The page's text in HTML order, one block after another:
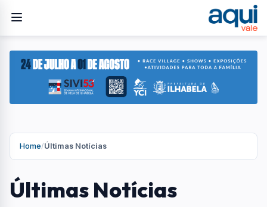
Home/Últimas Notícias
Últimas Notícias